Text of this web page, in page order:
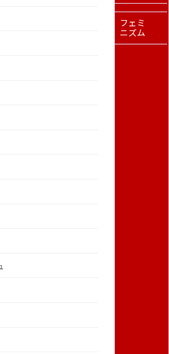
フェミ
ニズム